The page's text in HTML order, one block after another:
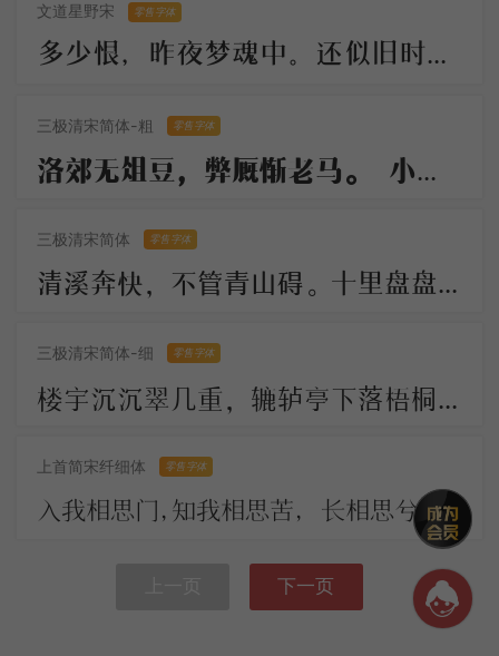
文道星野宋 零售字体
多少恨，昨夜梦魂中。还似旧时游上苑，车如流水马如龙；花月正春风！
三极清宋简体-粗 零售字体
洛郊无俎豆，弊厩惭老马。 小雁过炉峰，影落楚水下。 长船倚云泊，石镜秋凉夜。 岂解有乡情，弄月聊呜哑
三极清宋简体 零售字体
清溪奔快，不管青山碍。十里盘盘平世界，更著溪山襟带。 古今陵谷茫茫，市朝往往耕桑。此地居然形胜，似曾小小兴亡。
三极清宋简体-细 零售字体
楼宇沉沉翠几重，辘轳亭下落梧桐。川光带晚虹垂雨，树影涵秋鹊唤风。 人不见，思何穷，断肠今古夕阳中。
上首简宋纤细体 零售字体
入我相思门，知我相思苦， 长相思兮长相忆，短相思兮无穷极， 早知如此绊人心，何如当初莫相识。
下一页